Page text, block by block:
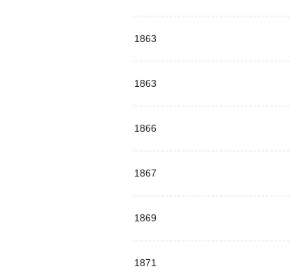
1863
1863
1866
1867
1869
1871